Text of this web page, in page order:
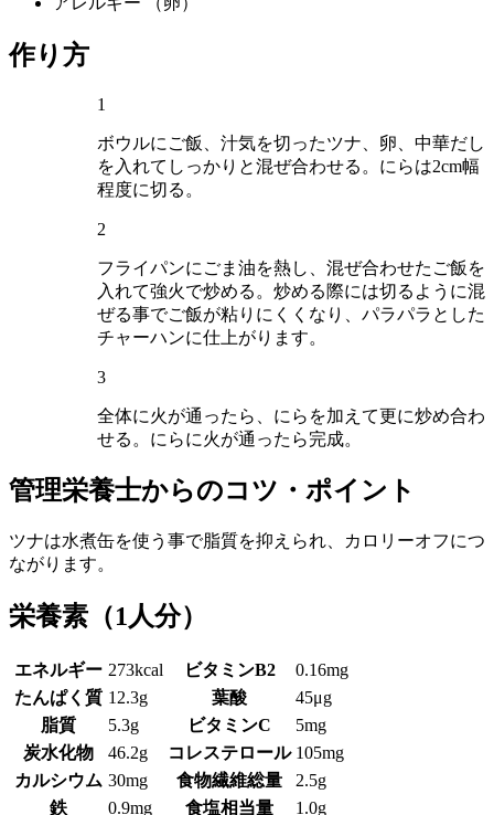
作り方
1
ボウルにご飯、汁気を切ったツナ、卵、中華だし
を入れてしっかりと混ぜ合わせる。にらは2cm幅
程度に切る。
2
フライパンにごま油を熱し、混ぜ合わせたご飯を
入れて強火で炒める。炒める際には切るように混
ぜる事でご飯が粘りにくくなり、パラパラとした
チャーハンに仕上がります。
3
全体に火が通ったら、にらを加えて更に炒め合わ
せる。にらに火が通ったら完成。
管理栄養士からのコツ・ポイント
ツナは水煮缶を使う事で脂質を抑えられ、カロリーオフにつ
ながります。
栄養素 （1人分）
エネルギー 273kcal ビタミンB2
0.16mg
たんぱく質 12.3g 葉酸
45μg
脂質
5.3g ビタミンC
5mg
炭水化物
46.2g コレステロール 105mg
カルシウム 30mg 食物繊維総量
2.5g
鉄
0.9mg 食塩相当量 1.0g